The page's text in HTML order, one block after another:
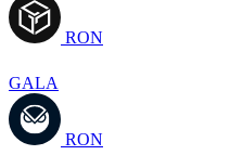
RON
GALA
RON